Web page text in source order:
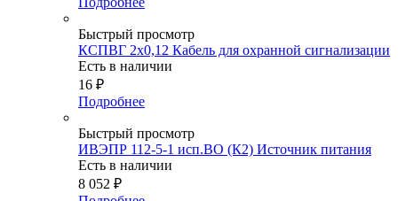
Быстрый просмотр
КСПВГ 2х0,12 Кабель для охранной сигнализации
Есть в наличии
16 ₽
Подробнее
Быстрый просмотр
ИВЭПР 112-5-1 исп.ВО (К2) Источник питания
Есть в наличии
8 052 ₽